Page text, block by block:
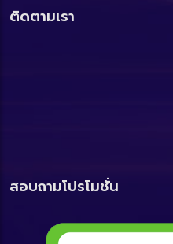
ติดตามเรา
สอบถามโปรโมชั่น